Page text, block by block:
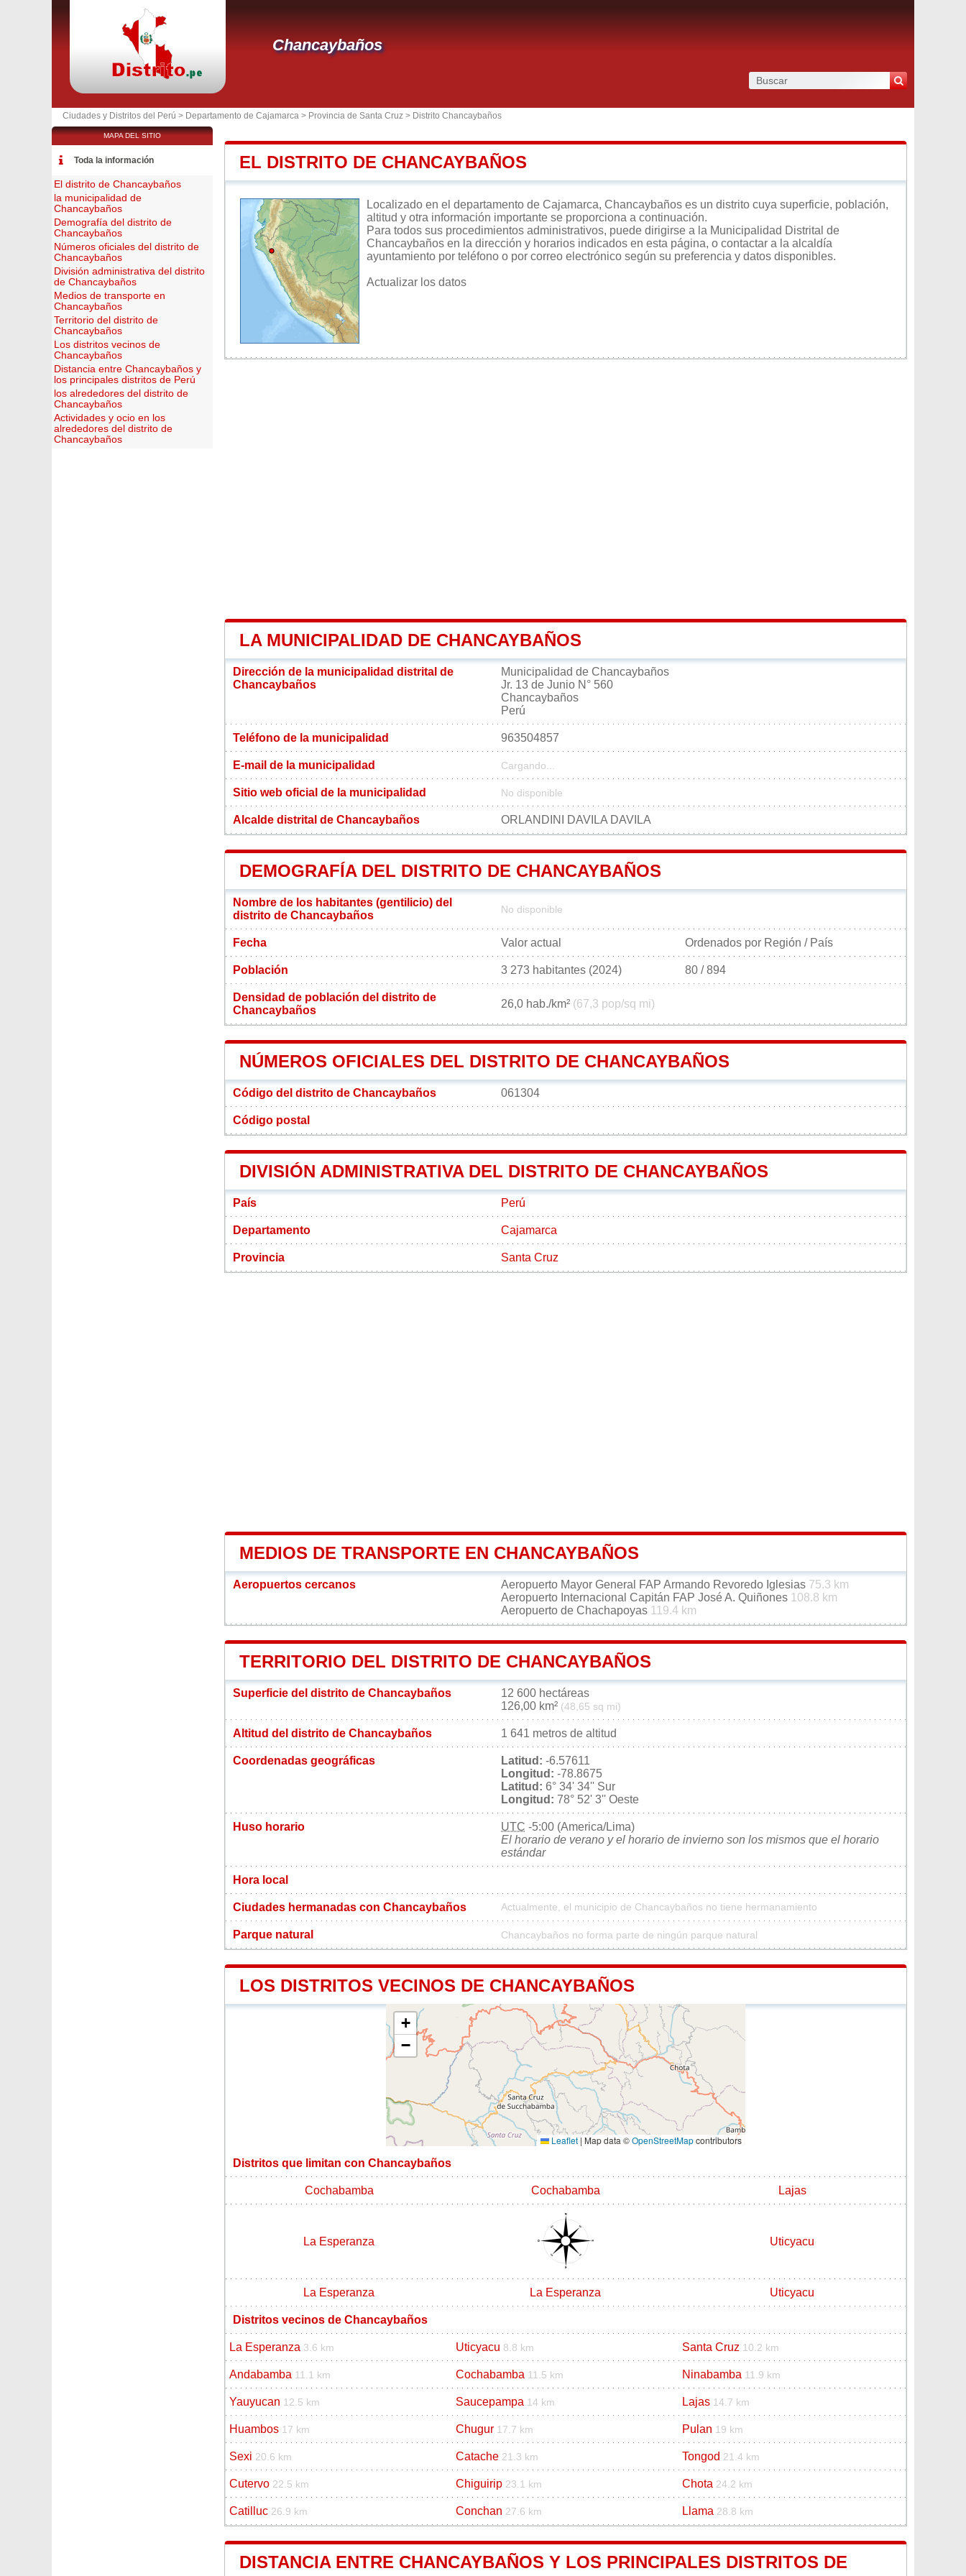
Chancaybaños
Ciudades y Distritos del Perú > Departamento de Cajamarca > Provincia de Santa Cruz > Distrito Chancaybaños
EL DISTRITO DE CHANCAYBAÑOS
Localizado en el departamento de Cajamarca, Chancaybaños es un distrito cuya superficie, población,
altitud y otra información importante se proporciona a continuación.
Para todos sus procedimientos administrativos, puede dirigirse a la Municipalidad Distrital de
Chancaybaños en la dirección y horarios indicados en esta página, o contactar a la alcaldía
ayuntamiento por teléfono o por correo electrónico según su preferencia y datos disponibles.
Actualizar los datos
LA MUNICIPALIDAD DE CHANCAYBAÑOS
Dirección de la municipalidad distrital de
Chancaybaños
Municipalidad de Chancaybaños
Jr. 13 de Junio N° 560
Chancaybaños
Perú
Teléfono de la municipalidad 963504857
E-mail de la municipalidad Cargando...
Sitio web oficial de la municipalidad No disponible
Alcalde distrital de Chancaybaños ORLANDINI DAVILA DAVILA
DEMOGRAFÍA DEL DISTRITO DE CHANCAYBAÑOS
Nombre de los habitantes (gentilicio) del
distrito de Chancaybaños
No disponible
Fecha Valor actual Ordenados por Región / País
Población 3 273 habitantes (2024) 80 / 894
Densidad de población del distrito de
Chancaybaños
26,0 hab./km² (67,3 pop/sq mi)
NÚMEROS OFICIALES DEL DISTRITO DE CHANCAYBAÑOS
Código del distrito de Chancaybaños 061304
Código postal
DIVISIÓN ADMINISTRATIVA DEL DISTRITO DE CHANCAYBAÑOS
País Perú
Departamento Cajamarca
Provincia Santa Cruz
MEDIOS DE TRANSPORTE EN CHANCAYBAÑOS
Aeropuertos cercanos Aeropuerto Mayor General FAP Armando Revoredo Iglesias 75.3 km
Aeropuerto Internacional Capitán FAP José A. Quiñones 108.8 km
Aeropuerto de Chachapoyas 119.4 km
TERRITORIO DEL DISTRITO DE CHANCAYBAÑOS
Superficie del distrito de Chancaybaños
12 600 hectáreas
126,00 km² (48,65 sq mi)
Altitud del distrito de Chancaybaños 1 641 metros de altitud
Coordenadas geográficas Latitud: -6.57611
Longitud: -78.8675
Latitud: 6° 34' 34'' Sur
Longitud: 78° 52' 3'' Oeste
Huso horario UTC -5:00 (America/Lima)
El horario de verano y el horario de invierno son los mismos que el horario
estándar
Hora local
Ciudades hermanadas con Chancaybaños Actualmente, el municipio de Chancaybaños no tiene hermanamiento
Parque natural Chancaybaños no forma parte de ningún parque natural
LOS DISTRITOS VECINOS DE CHANCAYBAÑOS
+
−
Leaflet | Map data ©OpenStreetMapcontributors
Distritos que limitan con Chancaybaños
Cochabamba Cochabamba Lajas
La Esperanza Uticyacu
La Esperanza La Esperanza Uticyacu
Distritos vecinos de Chancaybaños
La Esperanza 3.6 km Uticyacu 8.8 km Santa Cruz 10.2 km
Andabamba 11.1 km Cochabamba 11.5 km Ninabamba 11.9 km
Yauyucan 12.5 km Saucepampa 14 km Lajas 14.7 km
Huambos 17 km Chugur 17.7 km Pulan 19 km
Sexi 20.6 km Catache 21.3 km Tongod 21.4 km
Cutervo 22.5 km Chiguirip 23.1 km Chota 24.2 km
Catilluc 26.9 km Conchan 27.6 km Llama 28.8 km
DISTANCIA ENTRE CHANCAYBAÑOS Y LOS PRINCIPALES DISTRITOS DE
MAPA DEL SITIO
Toda la información
El distrito de Chancaybaños
la municipalidad de
Chancaybaños
Demografía del distrito de
Chancaybaños
Números oficiales del distrito de
Chancaybaños
División administrativa del distrito
de Chancaybaños
Medios de transporte en
Chancaybaños
Territorio del distrito de
Chancaybaños
Los distritos vecinos de
Chancaybaños
Distancia entre Chancaybaños y
los principales distritos de Perú
los alrededores del distrito de
Chancaybaños
Actividades y ocio en los
alrededores del distrito de
Chancaybaños